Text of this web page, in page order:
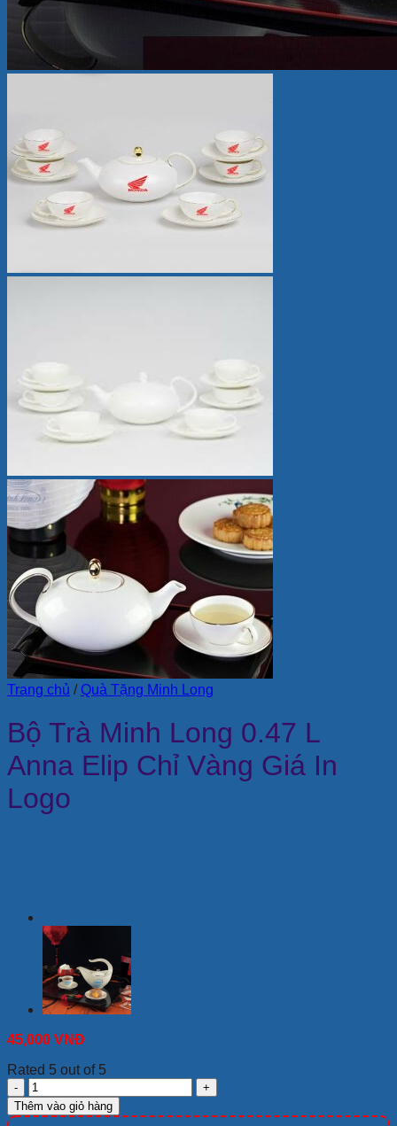
Trang chủ / Quà Tặng Minh Long
Bộ Trà Minh Long 0.47 L
Anna Elip Chỉ Vàng Giá In
Logo
45,000 VNĐ
Rated 5 out of 5
Bộ
Trà
Minh
Thêm vào giỏ hàng